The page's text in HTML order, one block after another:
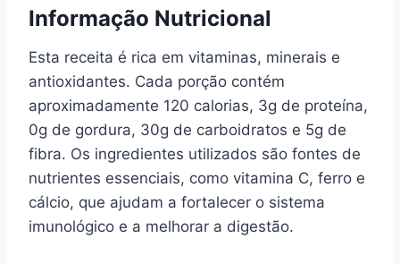
Informação Nutricional
Esta receita é rica em vitaminas, minerais e
antioxidantes. Cada porção contém
aproximadamente 120 calorias, 3g de proteína,
0g de gordura, 30g de carboidratos e 5g de
fibra. Os ingredientes utilizados são fontes de
nutrientes essenciais, como vitamina C, ferro e
cálcio, que ajudam a fortalecer o sistema
imunológico e a melhorar a digestão.